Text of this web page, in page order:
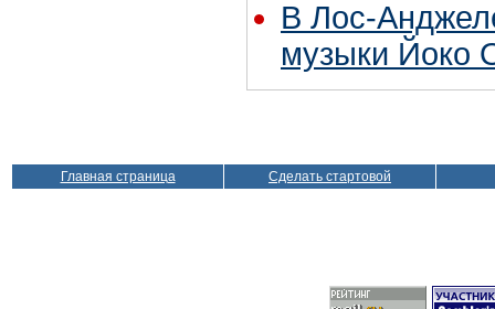
В Лос-
музыки Йоко
Главная страница Сделать стартовой